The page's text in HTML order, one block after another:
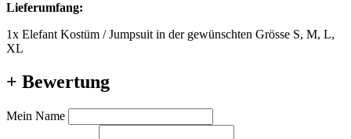
Lieferumfang:
1x Elefant Kostüm / Jumpsuit in der gewünschten Grösse S, M, L,
XL
+ Bewertung
Mein Name